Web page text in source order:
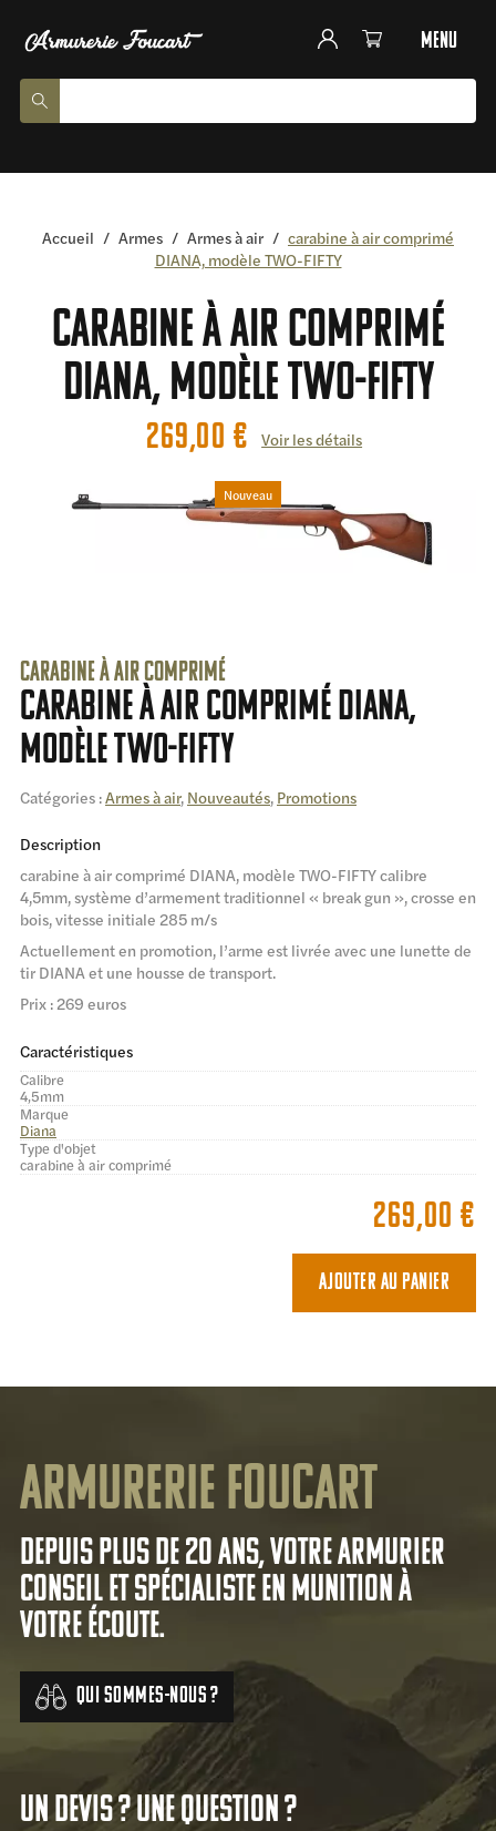
menu
Accueil / Armes / Armes à air / carabine à air comprimé
DIANA, modèle TWO-FIFTY
carabine à air comprimé
DIANA, modèle TWO-FIFTY
269,00€ Voir les détails
Nouveau
carabine à air comprimé
carabine à air comprimé DIANA,
modèle TWO-FIFTY
Catégories :Armes à air, Nouveautés, Promotions
Description
carabine à air comprimé DIANA, modèle TWO-FIFTY calibre
4,5mm, système d’armement traditionnel « break gun », crosse en
bois, vitesse initiale 285 m/s
Actuellement en promotion, l’arme est livrée avec une lunette de
tir DIANA et une housse de transport.
Prix : 269 euros
Caractéristiques
Calibre
4,5mm
Marque
Diana
Type d'objet
carabine à air comprimé
269,00€
Ajouter au panier
Armurerie Foucart
Depuis plus de 20 ans, votre armurier
conseil et spécialiste en munition à
votre écoute.
Qui sommes-nous ?
Un devis ? Une question ?